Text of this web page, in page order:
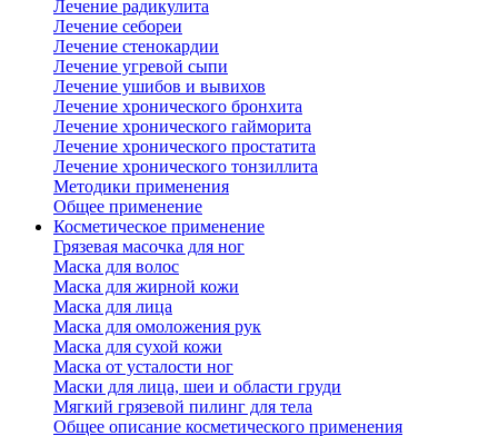
Лечение радикулита
Лечение себореи
Лечение стенокардии
Лечение угревой сыпи
Лечение ушибов и вывихов
Лечение хронического бронхита
Лечение хронического гайморита
Лечение хронического простатита
Лечение хронического тонзиллита
Методики применения
Общее применение
Косметическое применение
Грязевая масочка для ног
Маска для волос
Маска для жирной кожи
Маска для лица
Маска для омоложения рук
Маска для сухой кожи
Маска от усталости ног
Маски для лица, шеи и области груди
Мягкий грязевой пилинг для тела
Общее описание косметического применения